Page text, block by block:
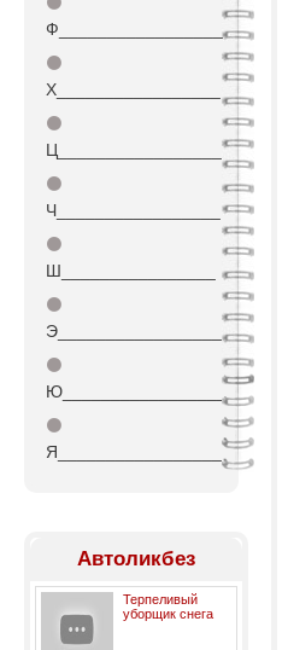
Ф_________________
⚫
Х_________________
⚫
Ц_________________
⚫
Ч_________________
⚫
Ш________________
⚫
Э_________________
⚫
Ю_________________
⚫
Я_________________
Автоликбез
Терпеливый
уборщик снега